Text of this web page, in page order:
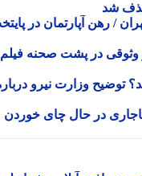
شد
/ رهن آپارتمان در پایتخت
در پشت صحنه فیلم
وزارت نیرو درباره
در حال چای خوردن